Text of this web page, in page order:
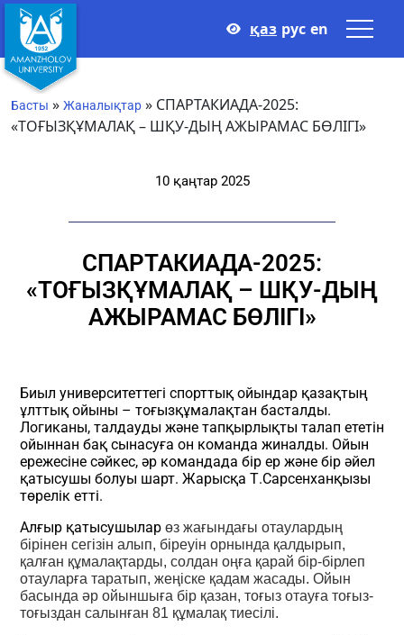
қаз рус en
Басты » Жаналықтар » СПАРТАКИАДА-2025:
«ТОҒЫЗҚҰМАЛАҚ – ШҚУ-ДЫҢ АЖЫРАМАС БӨЛІГІ»
10 қаңтар 2025
СПАРТАКИАДА-2025:
«ТОҒЫЗҚҰМАЛАҚ – ШҚУ-ДЫҢ
АЖЫРАМАС БӨЛІГІ»
Биыл университеттегі спорттық ойындар қазақтың
ұлттық ойыны – тоғызқұмалақтан басталды.
Логиканы, талдауды және тапқырлықты талап ететін
ойыннан бақ сынасуға он команда жиналды. Ойын
ережесіне сәйкес, әр командада бір ер және бір әйел
қатысушы болуы шарт. Жарысқа Т.Сарсенханқызы
төрелік етті.
Алғыр қатысушылар өз жағындағы отаулардың
бірінен сегізін алып, біреуін орнында қалдырып,
қалған құмалақтарды, солдан оңға қарай бір-бірлеп
отауларға таратып, жеңіске қадам жасады. Ойын
басында әр ойыншыға бір қазан, тоғыз отауға тоғыз-
тоғыздан салынған 81 құмалақ тиесілі.